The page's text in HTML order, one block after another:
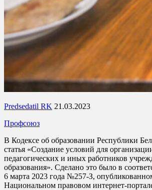
Predsedatil RK 21.03.2023
Профсоюз
В Кодексе об образовании Республики
статья «Создание условий для
педагогических и иных работников
образования». Сделано это было в
6 марта 2023 года №257-З,
Национальном правовом интернет-